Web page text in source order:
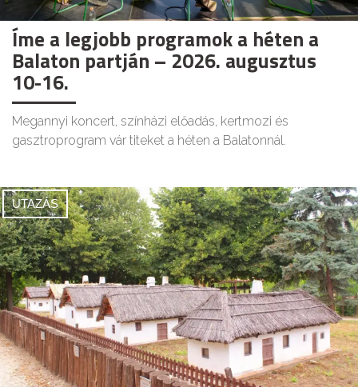
Íme a legjobb programok a héten a
Balaton partján – 2026. augusztus
10-16.
Megannyi koncert, színházi előadás, kertmozi és
gasztroprogram vár titeket a héten a Balatonnál.
UTAZÁS